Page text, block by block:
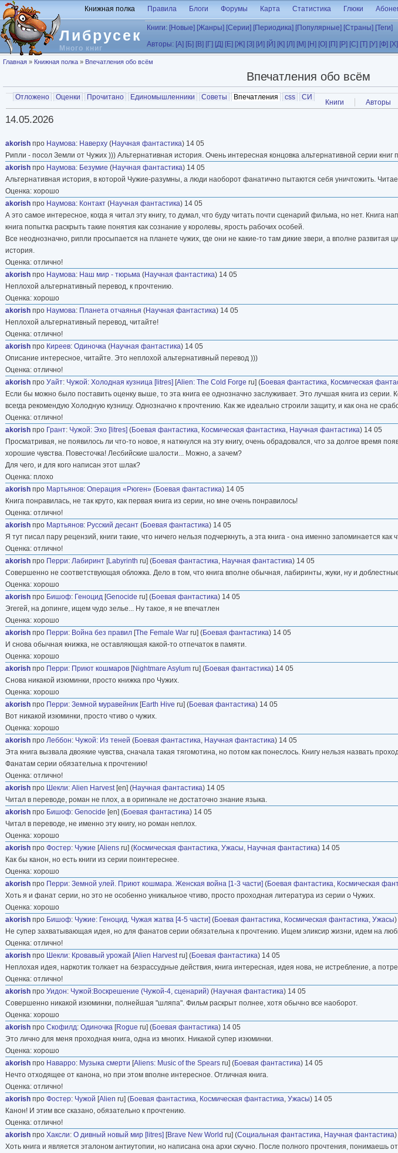
Перейти к основному содержанию
Либрусек
Много книг
Книжная полка Правила Блоги Форумы Карта Статистика Глюки
Книги: [Новые] [Жанры] [Серии] [Периодика] [Популярные] [Страны] [Теги]
Авторы: [А] [Б] [В] [Г] [Д] [Е] [Ж] [З] [И] [Й] [К] [Л] [М] [Н] [О] [П] [Р] [С] [Т] [У] [Ф] [Х]
Вы здесь
Главная » Книжная полка » Впечатления обо всём
Впечатления обо всём
Главные вкладки
Отложено Оценки Прочитано Единомышленники Советы Впечатления (активная вкладка)
css СИ
Вторичные вкладки Книги Авторы
14.05.2026
akorish про Наумова: Наверху (Научная фантастика) 14 05
Рипли - посол Земли от Чужих ))) Альтернативная история. Очень интересная концовка альтернативной серии
akorish про Наумова: Безумие (Научная фантастика) 14 05
Альтернативная история, в которой Чужие-разумны, а люди наоборот фанатично пытаются себя уничтожить.
Оценка: хорошо
akorish про Наумова: Контакт (Научная фантастика) 14 05
А это самое интересное, когда я читал эту книгу, то думал, что буду читать почти сценарий фильма, но нет. Книга
книга попытка раскрыть такие понятия как сознание у королевы, ярость рабочих особей.
Все неоднозначно, рипли просыпается на планете чужих, где они не какие-то там дикие звери, а вполне развитая
история.
Оценка: отлично!
akorish про Наумова: Наш мир - тюрьма (Научная фантастика) 14 05
Неплохой альтернативный перевод, к прочтению.
Оценка: хорошо
akorish про Наумова: Планета отчаянья (Научная фантастика) 14 05
Неплохой альтернативный перевод, читайте!
Оценка: отлично!
akorish про Киреев: Одиночка (Научная фантастика) 14 05
Описание интересное, читайте. Это неплохой альтернативный перевод )))
Оценка: отлично!
akorish про Уайт: Чужой: Холодная кузница [litres] [Alien: The Cold Forge ru] (Боевая фантастика, Космическая
Если бы можно было поставить оценку выше, то эта книга ее однозначно заслуживает. Это лучшая книга из серии.
всегда рекомендую Холодную кузницу. Однозначно к прочтению. Как же идеально строили защиту, и как она не
Оценка: отлично!
akorish про Грант: Чужой: Эхо [litres] (Боевая фантастика, Космическая фантастика, Научная фантастика) 14 05
Просматривая, не появилось ли что-то новое, я наткнулся на эту книгу, очень обрадовался, что за долгое время
хорошие чувства. Повесточка! Лесбийские шалости... Можно, а зачем?
Для чего, и для кого написан этот шлак?
Оценка: плохо
akorish про Мартьянов: Операция «Рюген» (Боевая фантастика) 14 05
Книга понравилась, не так круто, как первая книга из серии, но мне очень понравилось!
Оценка: отлично!
akorish про Мартьянов: Русский десант (Боевая фантастика) 14 05
Я тут писал пару рецензий, книги такие, что ничего нельзя подчеркнуть, а эта книга - она именно запоминается
Оценка: отлично!
akorish про Перри: Лабиринт [Labyrinth ru] (Боевая фантастика, Научная фантастика) 14 05
Совершенно не соответствующая обложка. Дело в том, что книга вполне обычная, лабиринты, жуки, ну и
Оценка: хорошо
akorish про Бишоф: Геноцид [Genocide ru] (Боевая фантастика) 14 05
Эгегей, на допинге, ищем чудо зелье... Ну такое, я не впечатлен
Оценка: хорошо
akorish про Перри: Война без правил [The Female War ru] (Боевая фантастика) 14 05
И снова обычная книжка, не оставляющая какой-то отпечаток в памяти.
Оценка: хорошо
akorish про Перри: Приют кошмаров [Nightmare Asylum ru] (Боевая фантастика) 14 05
Снова никакой изюминки, просто книжка про Чужих.
Оценка: хорошо
akorish про Перри: Земной муравейник [Earth Hive ru] (Боевая фантастика) 14 05
Вот никакой изюминки, просто чтиво о чужих.
Оценка: хорошо
akorish про Леббон: Чужой: Из теней (Боевая фантастика, Научная фантастика) 14 05
Эта книга вызвала двоякие чувства, сначала такая тягомотина, но потом как понеслось. Книгу нельзя назвать
Фанатам серии обязательна к прочтению!
Оценка: отлично!
akorish про Шекли: Alien Harvest[en] (Научная фантастика) 14 05
Читал в переводе, роман не плох, а в оригинале не достаточно знание языка.
akorish про Бишоф: Genocide [en] (Боевая фантастика) 14 05
Читал в переводе, не именно эту книгу, но роман неплох.
Оценка: хорошо
akorish про Фостер: Чужие [Aliens ru] (Космическая фантастика, Ужасы, Научная фантастика) 14 05
Как бы канон, но есть книги из серии поинтереснее.
Оценка: хорошо
akorish про Перри: Земной улей. Приют кошмара. Женская война [1-3 части] (Боевая фантастика, Космическая
Хоть я и фанат серии, но это не особенно уникальное чтиво, просто проходная литература из серии о Чужих.
Оценка: хорошо
akorish про Бишоф: Чужие: Геноцид. Чужая жатва [4-5 части] (Боевая фантастика, Космическая фантастика, Ужасы)
Не супер захватывающая идея, но для фанатов серии обязательна к прочтению. Ищем эликсир жизни, идем на
Оценка: отлично!
akorish про Шекли: Кровавый урожай [Alien Harvestru] (Боевая фантастика) 14 05
Неплохая идея, наркотик толкает на безрассудные действия, книга интересная, идея нова, не истребление, а
Оценка: отлично!
akorish про Уидон: Чужой:Воскрешение (Чужой-4, сценарий) (Научная фантастика) 14 05
Совершенно никакой изюминки, полнейшая "шляпа". Фильм раскрыт полнее, хотя обычно все наоборот.
Оценка: хорошо
akorish про Скофилд: Одиночка [Rogue ru] (Боевая фантастика) 14 05
Это лично для меня проходная книга, одна из многих. Никакой супер изюминки.
Оценка: хорошо
akorish про Наварро: Музыка смерти [Aliens: Music of the Spears ru] (Боевая фантастика) 14 05
Нечто отходящее от канона, но при этом вполне интересное. Отличная книга.
Оценка: отлично!
akorish про Фостер: Чужой [Alien ru] (Боевая фантастика, Космическая фантастика, Ужасы) 14 05
Канон! И этим все сказано, обязательно к прочтению.
Оценка: отлично!
akorish про Хаксли: О дивный новый мир [litres] [Brave New World ru] (Социальная фантастика, Научная фантастика)
Хоть книга и является эталоном антиутопии, но написана она архи скучно. После полного прочтения, понимаешь